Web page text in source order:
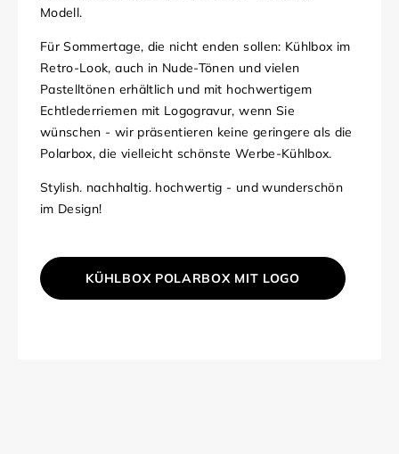
Modell.
Für Sommertage, die nicht enden sollen: Kühlbox im
Retro-Look, auch in Nude-Tönen und vielen
Pastelltönen erhältlich und mit hochwertigem
Echtlederriemen mit Logogravur, wenn Sie
wünschen - wir präsentieren keine geringere als die
Polarbox, die vielleicht schönste Werbe-Kühlbox.
Stylish. nachhaltig. hochwertig - und wunderschön
im Design!
KÜHLBOX POLARBOX MIT LOGO